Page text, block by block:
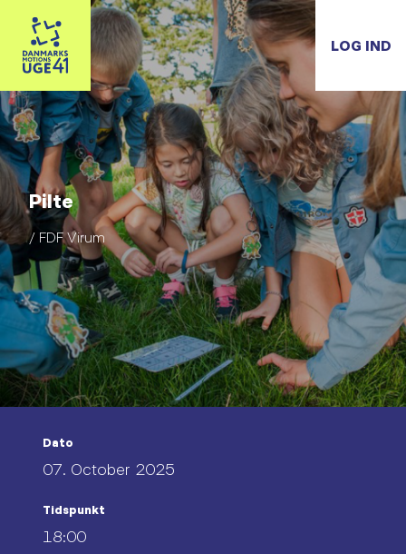
LOG IND
Pilte
/ FDF Virum
Dato
07. October 2025
Tidspunkt
18:00